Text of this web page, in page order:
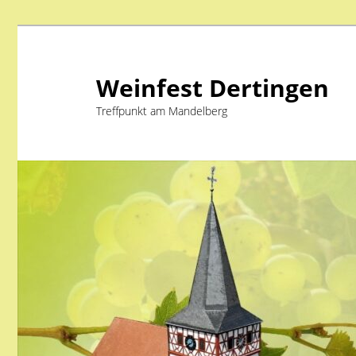
Weinfest Dertingen
Treffpunkt am Mandelberg